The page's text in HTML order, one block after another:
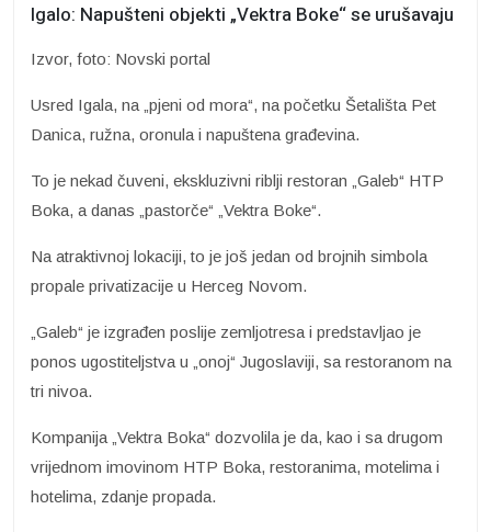
Igalo: Napušteni objekti „Vektra Boke“ se urušavaju
Izvor, foto: Novski portal
Usred Igala, na „pjeni od mora“, na početku Šetališta Pet
Danica, ružna, oronula i napuštena građevina.
To je nekad čuveni, ekskluzivni riblji restoran „Galeb“ HTP
Boka, a danas „pastorče“ „Vektra Boke“.
Na atraktivnoj lokaciji, to je još jedan od brojnih simbola
propale privatizacije u Herceg Novom.
„Galeb“ je izgrađen poslije zemljotresa i predstavljao je
ponos ugostiteljstva u „onoj“ Jugoslaviji, sa restoranom na
tri nivoa.
Kompanija „Vektra Boka“ dozvolila je da, kao i sa drugom
vrijednom imovinom HTP Boka, restoranima, motelima i
hotelima, zdanje propada.